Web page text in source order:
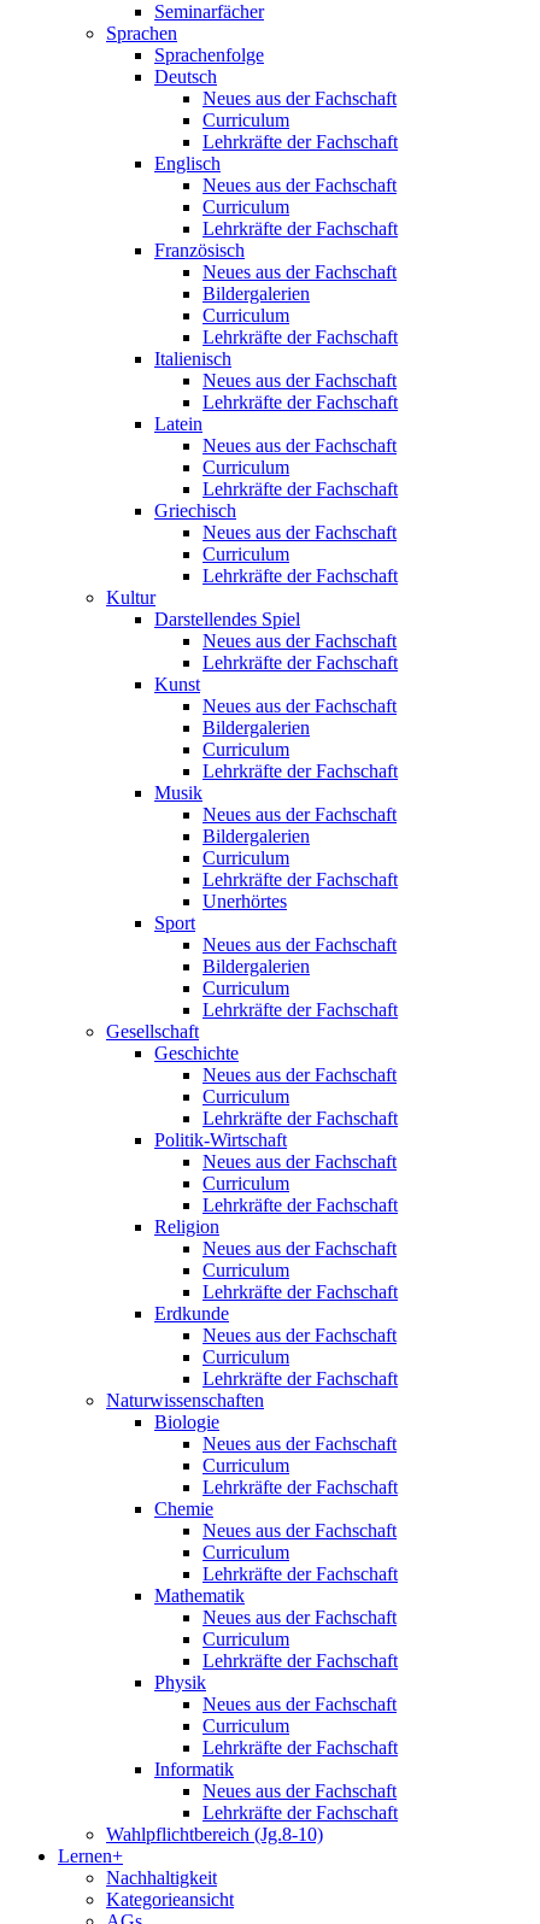
Seminarfächer
Sprachen
Sprachenfolge
Deutsch
Neues aus der Fachschaft
Curriculum
Lehrkräfte der Fachschaft
Englisch
Neues aus der Fachschaft
Curriculum
Lehrkräfte der Fachschaft
Französisch
Neues aus der Fachschaft
Bildergalerien
Curriculum
Lehrkräfte der Fachschaft
Italienisch
Neues aus der Fachschaft
Lehrkräfte der Fachschaft
Latein
Neues aus der Fachschaft
Curriculum
Lehrkräfte der Fachschaft
Griechisch
Neues aus der Fachschaft
Curriculum
Lehrkräfte der Fachschaft
Kultur
Darstellendes Spiel
Neues aus der Fachschaft
Lehrkräfte der Fachschaft
Kunst
Neues aus der Fachschaft
Bildergalerien
Curriculum
Lehrkräfte der Fachschaft
Musik
Neues aus der Fachschaft
Bildergalerien
Curriculum
Lehrkräfte der Fachschaft
Unerhörtes
Sport
Neues aus der Fachschaft
Bildergalerien
Curriculum
Lehrkräfte der Fachschaft
Gesellschaft
Geschichte
Neues aus der Fachschaft
Curriculum
Lehrkräfte der Fachschaft
Politik-Wirtschaft
Neues aus der Fachschaft
Curriculum
Lehrkräfte der Fachschaft
Religion
Neues aus der Fachschaft
Curriculum
Lehrkräfte der Fachschaft
Erdkunde
Neues aus der Fachschaft
Curriculum
Lehrkräfte der Fachschaft
Naturwissenschaften
Biologie
Neues aus der Fachschaft
Curriculum
Lehrkräfte der Fachschaft
Chemie
Neues aus der Fachschaft
Curriculum
Lehrkräfte der Fachschaft
Mathematik
Neues aus der Fachschaft
Curriculum
Lehrkräfte der Fachschaft
Physik
Neues aus der Fachschaft
Curriculum
Lehrkräfte der Fachschaft
Informatik
Neues aus der Fachschaft
Lehrkräfte der Fachschaft
Wahlpflichtbereich (Jg.8-10)
Lernen+
Nachhaltigkeit
Kategorieansicht